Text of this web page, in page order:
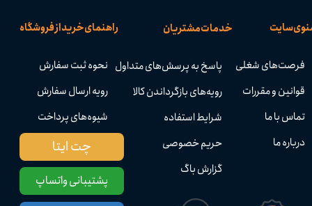
راهنمای خرید از فروشگاه
نحوه ثبت سفارش
رویه ارسال سفارش
شیوه‌های پرداخت
خدمات مشتریان
پاسخ به پرسش‌های متداول
رویه‌های بازگرداندن کالا
شرایط استفاده
حریم خصوصی
گزارش باگ
سایت
فرصت‌های شغلی
قوانین و مقررات
تماس با ما
درباره ما
پشتیبانی واتساپ
چت ایتا